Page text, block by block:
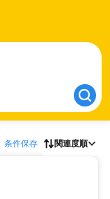
条件保存 関連度順